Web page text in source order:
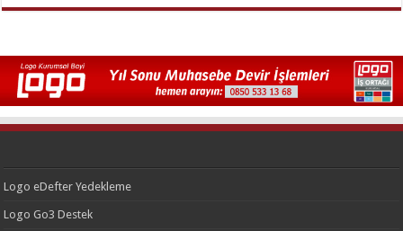
Logo eDefter Yedekleme
Logo Go3 Destek